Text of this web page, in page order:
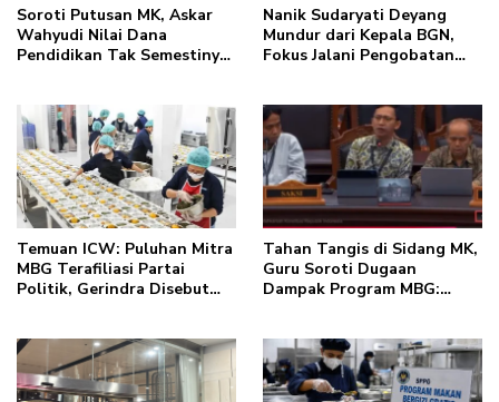
Soroti Putusan MK, Askar
Wahyudi Nilai Dana
Pendidikan Tak Semestinya
Nanik Sudaryati Deyang
Mundur dari Kepala BGN,
Fokus Jalani Pengobatan
Temuan ICW: Puluhan Mitra
MBG Terafiliasi Partai
Politik, Gerindra Disebut
Tahan Tangis di Sidang MK,
Guru Soroti Dugaan
Dampak Program MBG: